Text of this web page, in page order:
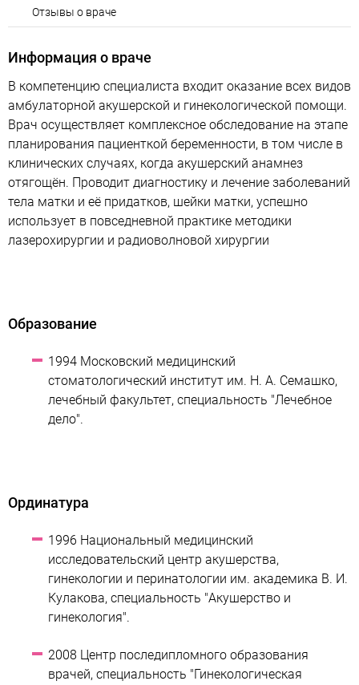
Отзывы о враче
Информация о враче
В компетенцию специалиста входит оказание всех видов
амбулаторной акушерской и гинекологической помощи.
Врач осуществляет комплексное обследование на этапе
планирования пациенткой беременности, в том числе в
клинических случаях, когда акушерский анамнез
отягощён. Проводит диагностику и лечение заболеваний
тела матки и её придатков, шейки матки, успешно
использует в повседневной практике методики
лазерохирургии и радиоволновой хирургии
Образование
1994 Московский медицинский
стоматологический институт им. Н. А. Семашко,
лечебный факультет, специальность "Лечебное
дело".
Ординатура
1996 Национальный медицинский
исследовательский центр акушерства,
гинекологии и перинатологии им. академика В. И.
Кулакова, специальность "Акушерство и
гинекология".
2008 Центр последипломного образования
врачей, специальность "Гинекологическая